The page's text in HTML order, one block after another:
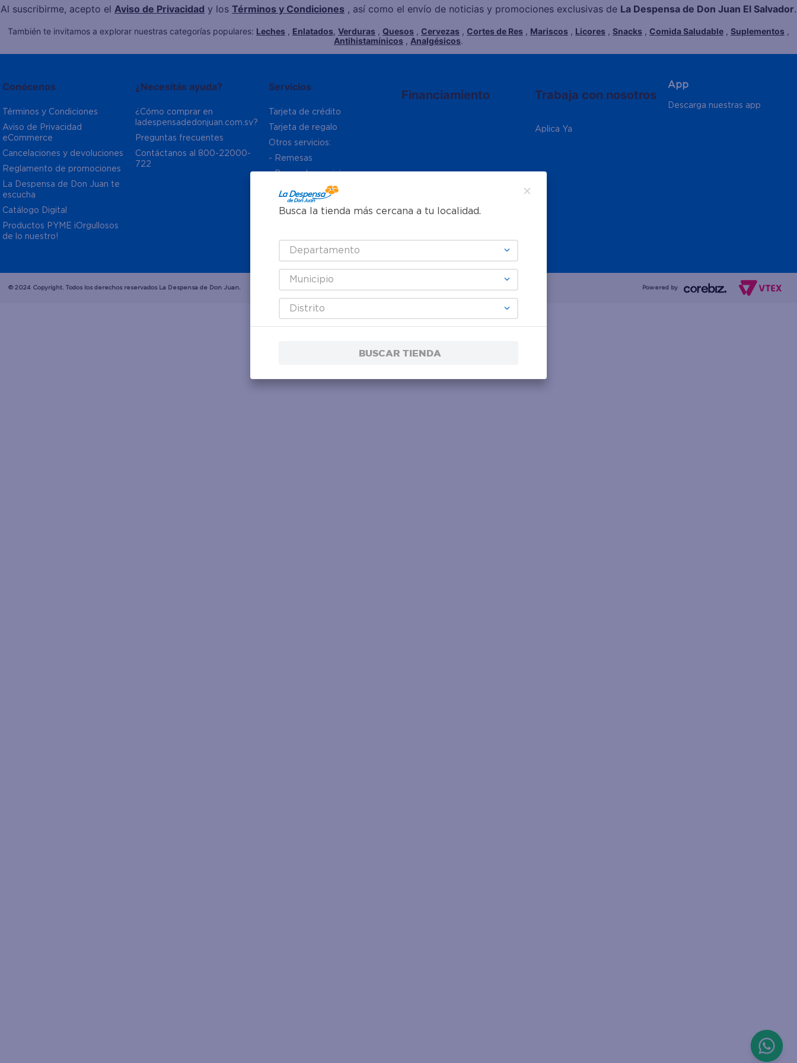
Al suscribirme, acepto el Aviso de Privacidad y los Términos y Condiciones , así como el envío de noticias y promociones exclusivas de La Despensa de Don Juan El Salvador.
También te invitamos a explorar nuestras categorías populares: Leches , Enlatados, Verduras , Quesos , Cervezas , Cortes de Res , Mariscos , Licores , Snacks , Comida Saludable , Suplementos ,
Antihistamínicos , Analgésicos.
Conócenos
Términos y Condiciones
Aviso de Privacidad
eCommerce
Cancelaciones y devoluciones
Reglamento de promociones
La Despensa de Don Juan te
escucha
Catálogo Digital
Productos PYME ¡Orgullosos
de lo nuestro!
¿Necesitás ayuda?
¿Cómo comprar en
ladespensadedonjuan.com.sv?
Preguntas frecuentes
Contáctanos al 800-22000-
722
Servicios
Tarjeta de crédito
Tarjeta de regalo
Otros servicios:
- Remesas
- Pagos de servicios
Financiamiento Trabaja con nosotros
Aplica Ya
App
Descarga nuestras app
© 2024 Copyright. Todos los derechos reservados La Despensa de Don Juan. Powered by
Busca la tienda más cercana a tu localidad.
Departamento
Municipio
Distrito
BUSCAR TIENDA